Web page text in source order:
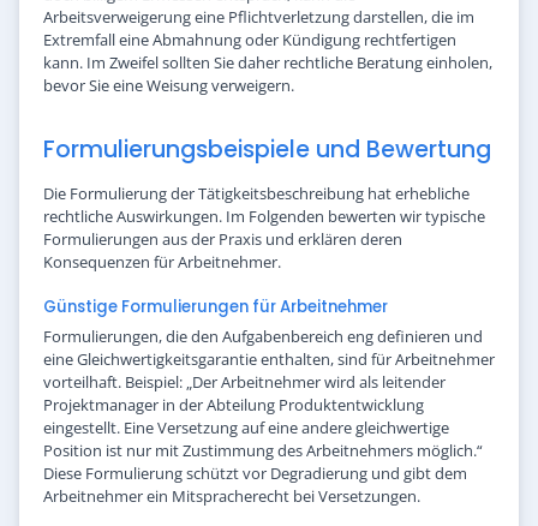
Arbeitsverweigerung eine Pflichtverletzung darstellen, die im
Extremfall eine Abmahnung oder Kündigung rechtfertigen
kann. Im Zweifel sollten Sie daher rechtliche Beratung einholen,
bevor Sie eine Weisung verweigern.
Formulierungsbeispiele und Bewertung
Die Formulierung der Tätigkeitsbeschreibung hat erhebliche
rechtliche Auswirkungen. Im Folgenden bewerten wir typische
Formulierungen aus der Praxis und erklären deren
Konsequenzen für Arbeitnehmer.
Günstige Formulierungen für Arbeitnehmer
Formulierungen, die den Aufgabenbereich eng definieren und
eine Gleichwertigkeitsgarantie enthalten, sind für Arbeitnehmer
vorteilhaft. Beispiel: „Der Arbeitnehmer wird als leitender
Projektmanager in der Abteilung Produktentwicklung
eingestellt. Eine Versetzung auf eine andere gleichwertige
Position ist nur mit Zustimmung des Arbeitnehmers möglich.“
Diese Formulierung schützt vor Degradierung und gibt dem
Arbeitnehmer ein Mitspracherecht bei Versetzungen.